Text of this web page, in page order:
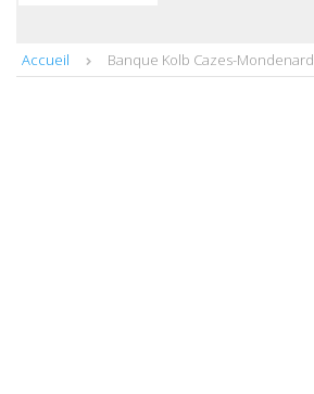
Accueil Banque Kolb Cazes-Mondenard